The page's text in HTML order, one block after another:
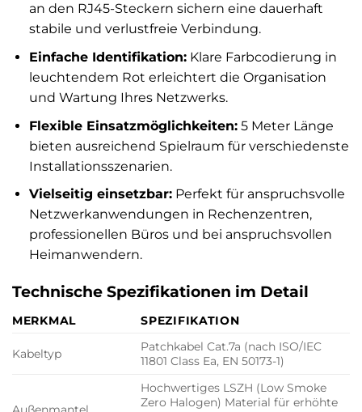
an den RJ45-Steckern sichern eine dauerhaft
stabile und verlustfreie Verbindung.
Einfache Identifikation:Klare Farbcodierung in
leuchtendem Rot erleichtert die Organisation
und Wartung Ihres Netzwerks.
Flexible Einsatzmöglichkeiten:5 Meter Länge
bieten ausreichend Spielraum für verschiedenste
Installationsszenarien.
Vielseitig einsetzbar:Perfekt für anspruchsvolle
Netzwerkanwendungen in Rechenzentren,
professionellen Büros und bei anspruchsvollen
Heimanwendern.
Technische Spezifikationen im Detail
MERKMAL SPEZIFIKATION
Kabeltyp
Patchkabel Cat.7a (nach ISO/IEC
11801 Class Ea, EN 50173-1)
Hochwertiges LSZH (Low Smoke
Zero Halogen) Material für erhöhte